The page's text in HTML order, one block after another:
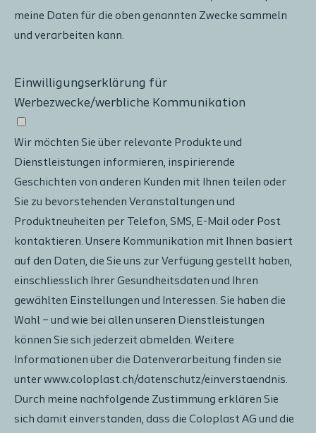
meine Daten für die oben genannten Zwecke sammeln
und verarbeiten kann.
Einwilligungserklärung für
Werbezwecke/werbliche Kommunikation
Wir möchten Sie über relevante Produkte und
Dienstleistungen informieren, inspirierende
Geschichten von anderen Kunden mit Ihnen teilen oder
Sie zu bevorstehenden Veranstaltungen und
Produktneuheiten per Telefon, SMS, E-Mail oder Post
kontaktieren. Unsere Kommunikation mit Ihnen basiert
auf den Daten, die Sie uns zur Verfügung gestellt haben,
einschliesslich Ihrer Gesundheitsdaten und Ihren
gewählten Einstellungen und Interessen. Sie haben die
Wahl – und wie bei allen unseren Dienstleistungen
können Sie sich jederzeit abmelden. Weitere
Informationen über die Datenverarbeitung finden sie
unter www.coloplast.ch/datenschutz/einverstaendnis.
Durch meine nachfolgende Zustimmung erklären Sie
sich damit einverstanden, dass die Coloplast AG und die